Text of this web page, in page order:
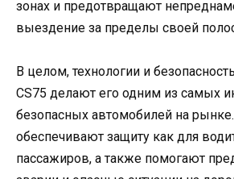
зонах и предотвращают
выездение за пределы своей
В целом, технологии и
CS75 делают его одним из самых
безопасных автомобилей на
обеспечивают защиту как для
пассажиров, а также помогают